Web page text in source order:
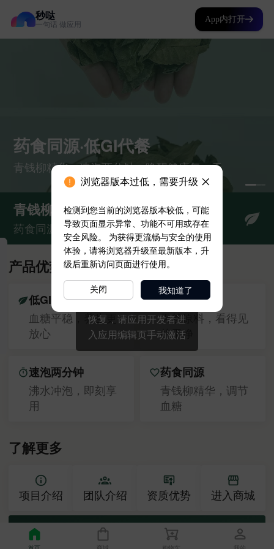
秒哒
一句话 做应用
App内打开
浏览器版本过低，需要升级
检测到您当前的浏览器版本较低，可能
导致页面显示异常、功能不可用或存在
安全风险。 为获得更流畅与安全的使用
体验，请将浏览器升级至最新版本，升
级后重新访问页面进行使用。
关闭 我知道了